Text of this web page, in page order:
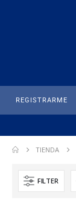
REGISTRARME
TIENDA
FILTER